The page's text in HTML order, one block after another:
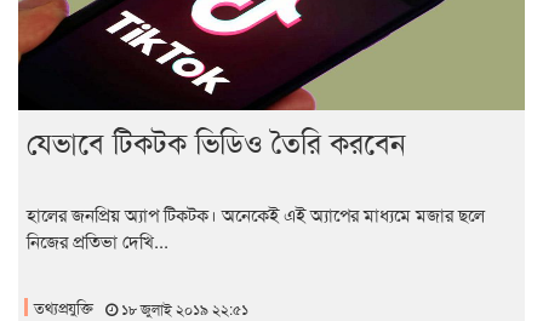
যেভাবে টিকটক ভিডিও তৈরি করবেন
হালের জনপ্রিয় অ্যাপ টিকটক। অনেকেই এই অ্যাপের মাধ্যমে মজার ছলে
নিজের প্রতিভা দেখি...
তথ্যপ্রযুক্তি ১৮ জুলাই ২০১৯ ২২:৫১